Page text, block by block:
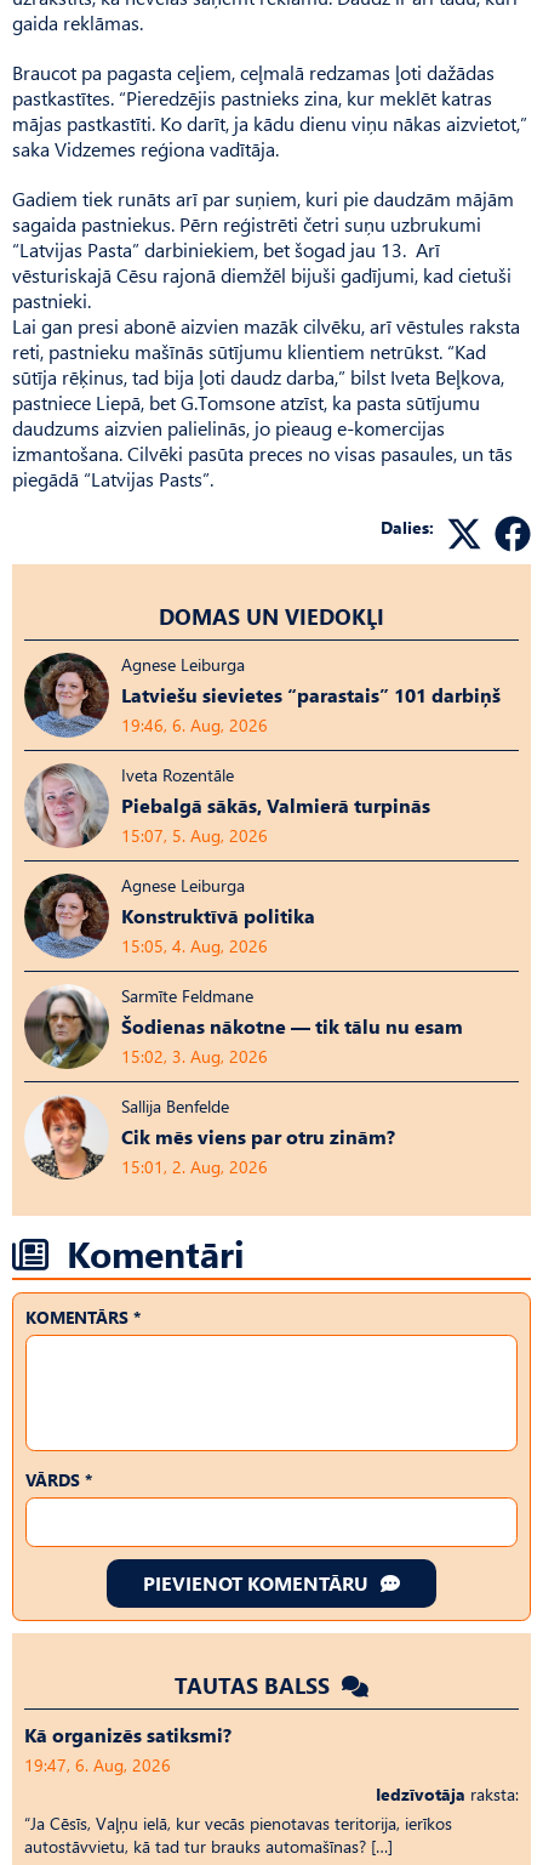
gaida reklāmas.
Braucot pa pagasta ceļiem, ceļmalā redzamas ļoti dažādas
past­kastītes. “Pieredzējis pastnieks zina, kur meklēt katras
mājas past­kastīti. Ko darīt, ja kādu dienu viņu nākas aizvietot,”
saka Vidzemes reģiona vadītāja.
Gadiem tiek runāts arī par suņiem, kuri pie daudzām mājām
sagaida pastniekus. Pērn reģistrēti četri suņu uzbrukumi
“Latvijas Pasta” darbiniekiem, bet šogad jau 13. Arī
vēsturiskajā Cēsu rajonā diemžēl bijuši gadījumi, kad cietuši
pastnieki.
Lai gan presi abonē aizvien mazāk cilvēku, arī vēstules raksta
reti, pastnieku mašīnās sūtījumu klientiem netrūkst. “Kad
sūtīja rēķinus, tad bija ļoti daudz darba,” bilst Iveta Beļkova,
pastniece Liepā, bet G.Tomsone atzīst, ka pasta sūtījumu
daudzums aizvien palielinās, jo pieaug e-komercijas
izmantošana. Cilvēki pasūta preces no visas pasaules, un tās
piegādā “Latvijas Pasts”.
Dalies:
DOMAS UN VIEDOKĻI
Agnese Leiburga
Latviešu sievietes “parastais” 101 darbiņš
19:46, 6. Aug, 2026
Iveta Rozentāle
Piebalgā sākās, Valmierā turpinās
15:07, 5. Aug, 2026
Agnese Leiburga
Konstruktīvā politika
15:05, 4. Aug, 2026
Sarmīte Feldmane
Šodienas nākotne — tik tālu nu esam
15:02, 3. Aug, 2026
Sallija Benfelde
Cik mēs viens par otru zinām?
15:01, 2. Aug, 2026
Komentāri
KOMENTĀRS *
VĀRDS *
PIEVIENOT KOMENTĀRU
TAUTAS BALSS
Kā organizēs satiksmi?
19:47, 6. Aug, 2026
Iedzīvotāja raksta:
“Ja Cēsīs, Vaļņu ielā, kur vecās pienotavas teritorija, ierīkos
autostāvvietu, kā tad tur brauks automašīnas? […]